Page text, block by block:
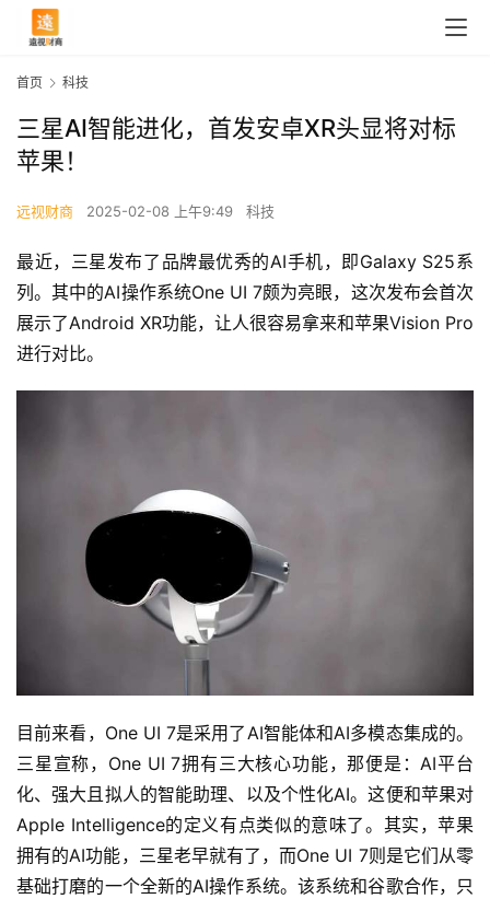
首页 科技
三星AI智能进化，首发安卓XR头显将对标
苹果！
远视财商 2025-02-08 上午9:49 科技
最近，三星发布了品牌最优秀的AI手机，即Galaxy S25系
列。其中的AI操作系统One UI 7颇为亮眼，这次发布会首次
展示了Android XR功能，让人很容易拿来和苹果Vision Pro
进行对比。
目前来看，One UI 7是采用了AI智能体和AI多模态集成的。
三星宣称，One UI 7拥有三大核心功能，那便是：AI平台
化、强大且拟人的智能助理、以及个性化AI。这便和苹果对
Apple Intelligence的定义有点类似的意味了。其实，苹果
拥有的AI功能，三星老早就有了，而One UI 7则是它们从零
基础打磨的一个全新的AI操作系统。该系统和谷歌合作，只